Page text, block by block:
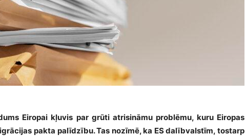
Eiropai kļuvis par grūti atrisināmu problēmu, kuru Eiropas
pakta palīdzību. Tas nozīmē, ka ES dalībvalstīm, tostarp